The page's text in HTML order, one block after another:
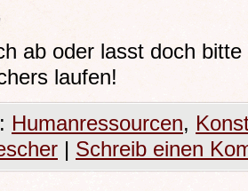
ab oder lasst doch
laufen!
Humanressourcen,
| Schreib einen